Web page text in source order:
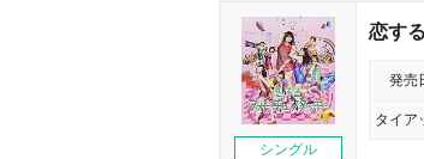
シングル
恋す
発売
タイア